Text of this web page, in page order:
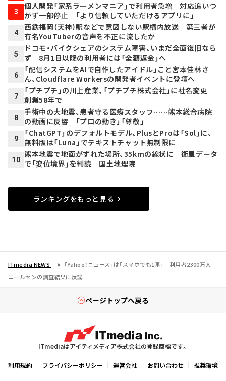
3
個人開発「家系ラーメンマニア」で利用者急増 対応追いつ
かず一部停止 「より信頼していただけるアプリに」
4
西鉄福岡（天神）駅などで意図しない駅構内放送 第三者が
有名YouTuberの音声を不正に流したか
5
ドコモ・バイクシェアのシステム障害、いまだ全面復旧なら
ず 8月1日以降の利用者には「全額返金」へ
6
「配信システムをAIで自作したアイドル」こと宮本佳林さ
ん、Cloudflare Workersの開発者イベントに登壇へ
7
「プチプチ」の川上産業、「プチプチ株式会社」に社名変更
創業58年で
8
手術中の大地震、患者守る医療スタッフ……熊本総合病院
の動画に反響 「プロの動き」「尊敬」
9
「ChatGPT」のデフォルトモデル、PlusとProは「Sol」に、
無料版は「Luna」でテキストチャット無制限に
10
熊本地震で地面がずれた場所、35kmの線状に 衛星データ
で「変位境界」を判読 国土地理院
ランキングをもっと見る
ITmedia NEWS
「Yahoo！ニュース」は「スマホでも1番」 利用者2300万人
ニールセンの調査結果に反論
ページトップへ戻る
ITmediaはアイティメディア株式会社の登録商標です。
利用規約 プライバシーポリシー 運営会社 お問い合わせ 推奨環境